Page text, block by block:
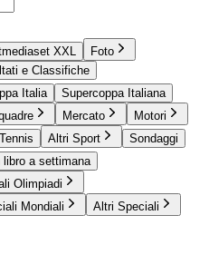
XXL
Foto
e Classifiche
Italia
Supercoppa Italiana
Mercato
Motori
Tennis Altri Sport
Sondaggi
libro a settimana
Olimpiadi
Mondiali Altri Speciali